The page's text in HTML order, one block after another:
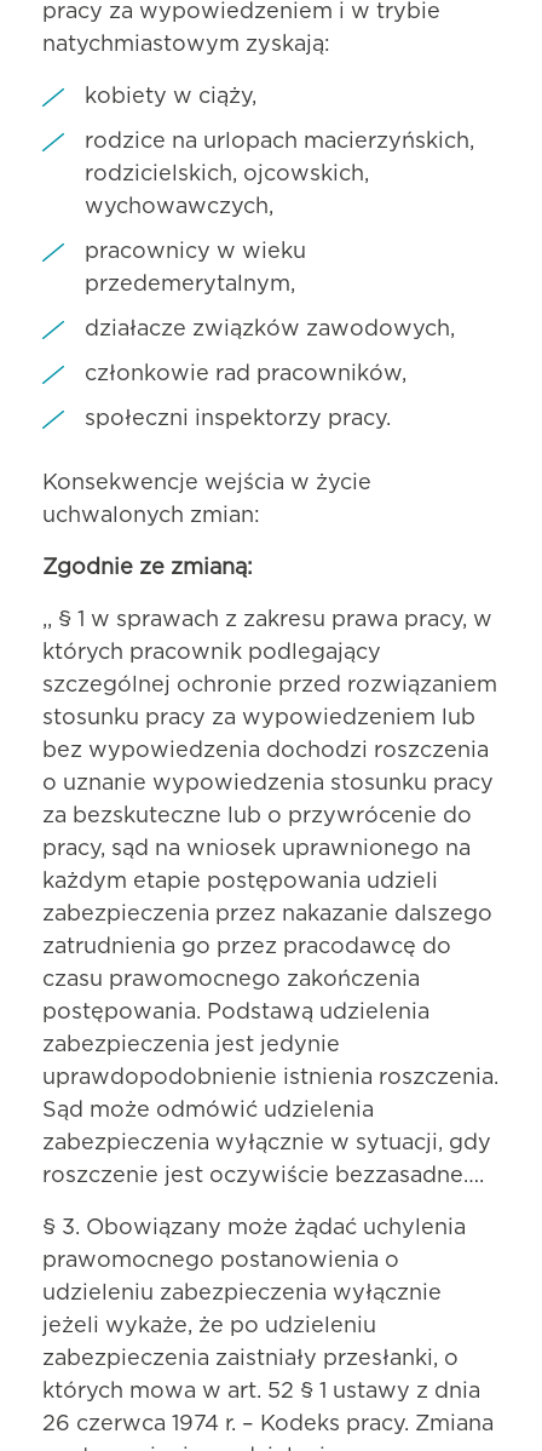
pracy za wypowiedzeniem i w trybie
natychmiastowym zyskają:
kobiety w ciąży,
rodzice na urlopach macierzyńskich,
rodzicielskich, ojcowskich,
wychowawczych,
pracownicy w wieku
przedemerytalnym,
działacze związków zawodowych,
członkowie rad pracowników,
społeczni inspektorzy pracy.
Konsekwencje wejścia w życie
uchwalonych zmian:
Zgodnie ze zmianą:
,, § 1 w sprawach z zakresu prawa pracy, w
których pracownik podlegający
szczególnej ochronie przed rozwiązaniem
stosunku pracy za wypowiedzeniem lub
bez wypowiedzenia dochodzi roszczenia
o uznanie wypowiedzenia stosunku pracy
za bezskuteczne lub o przywrócenie do
pracy, sąd na wniosek uprawnionego na
każdym etapie postępowania udzieli
zabezpieczenia przez nakazanie dalszego
zatrudnienia go przez pracodawcę do
czasu prawomocnego zakończenia
postępowania. Podstawą udzielenia
zabezpieczenia jest jedynie
uprawdopodobnienie istnienia roszczenia.
Sąd może odmówić udzielenia
zabezpieczenia wyłącznie w sytuacji, gdy
roszczenie jest oczywiście bezzasadne….
§ 3. Obowiązany może żądać uchylenia
prawomocnego postanowienia o
udzieleniu zabezpieczenia wyłącznie
jeżeli wykaże, że po udzieleniu
zabezpieczenia zaistniały przesłanki, o
których mowa w art. 52 § 1 ustawy z dnia
26 czerwca 1974 r. – Kodeks pracy. Zmiana